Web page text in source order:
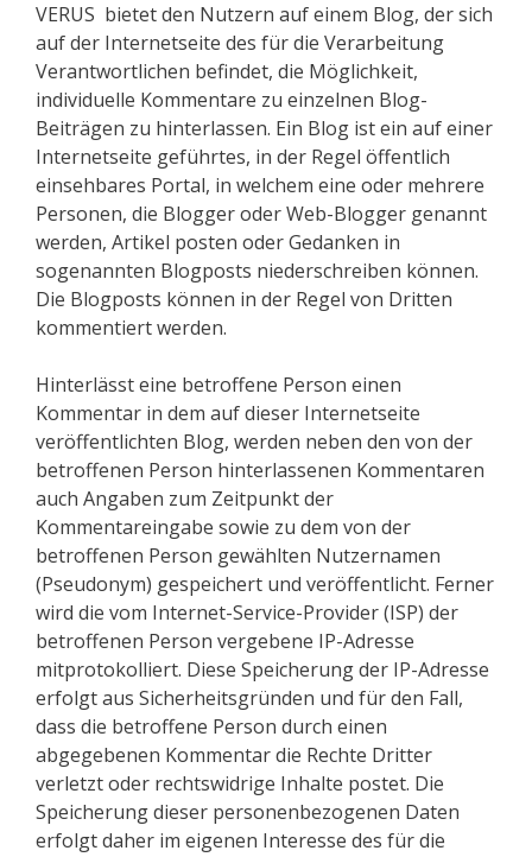
VERUS bietet den Nutzern auf einem Blog, der sich
auf der Internetseite des für die Verarbeitung
Verantwortlichen befindet, die Möglichkeit,
individuelle Kommentare zu einzelnen Blog-
Beiträgen zu hinterlassen. Ein Blog ist ein auf einer
Internetseite geführtes, in der Regel öffentlich
einsehbares Portal, in welchem eine oder mehrere
Personen, die Blogger oder Web-Blogger genannt
werden, Artikel posten oder Gedanken in
sogenannten Blogposts niederschreiben können.
Die Blogposts können in der Regel von Dritten
kommentiert werden.
Hinterlässt eine betroffene Person einen
Kommentar in dem auf dieser Internetseite
veröffentlichten Blog, werden neben den von der
betroffenen Person hinterlassenen Kommentaren
auch Angaben zum Zeitpunkt der
Kommentareingabe sowie zu dem von der
betroffenen Person gewählten Nutzernamen
(Pseudonym) gespeichert und veröffentlicht. Ferner
wird die vom Internet-Service-Provider (ISP) der
betroffenen Person vergebene IP-Adresse
mitprotokolliert. Diese Speicherung der IP-Adresse
erfolgt aus Sicherheitsgründen und für den Fall,
dass die betroffene Person durch einen
abgegebenen Kommentar die Rechte Dritter
verletzt oder rechtswidrige Inhalte postet. Die
Speicherung dieser personenbezogenen Daten
erfolgt daher im eigenen Interesse des für die